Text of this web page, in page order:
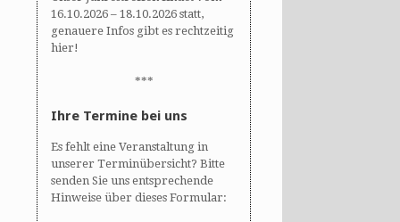
16.10.2026 – 18.10.2026 statt,
genauere Infos gibt es rechtzeitig
hier!
***
Ihre Termine bei uns
Es fehlt eine Veranstaltung in
unserer Terminübersicht? Bitte
senden Sie uns entsprechende
Hinweise über dieses Formular: